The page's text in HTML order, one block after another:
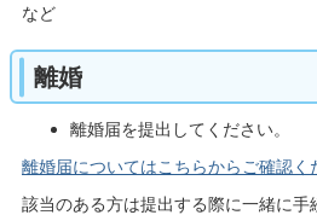
など
離婚
離婚届を提出してください。
離婚届についてはこちらからご確認く
該当のある方は提出する際に一緒に手